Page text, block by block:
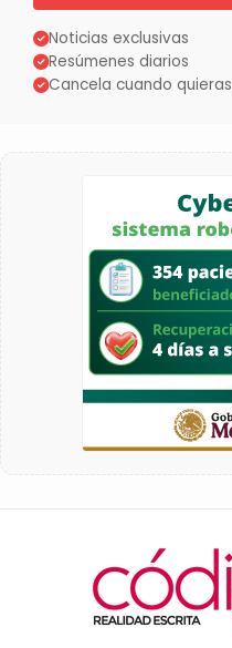
Noticias exclusivas
Resúmenes diarios
Cancela cuando quieras